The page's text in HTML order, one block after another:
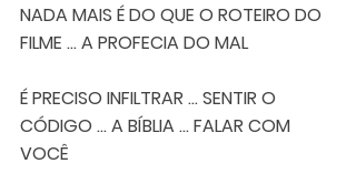
NADA MAIS É DO QUE O ROTEIRO DO
FILME ... A PROFECIA DO MAL
É PRECISO INFILTRAR ... SENTIR O
CÓDIGO ... A BÍBLIA ... FALAR COM
VOCÊ